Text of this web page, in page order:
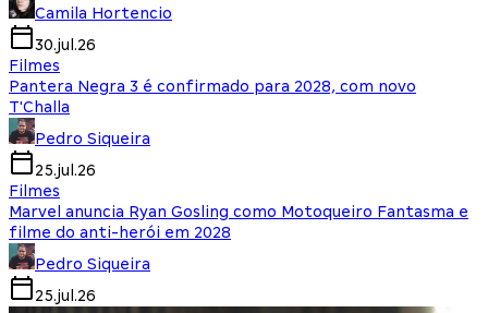
Camila Hortencio
30.jul.26
Filmes
Pantera Negra 3 é confirmado para 2028, com novo
T'Challa
Pedro Siqueira
25.jul.26
Filmes
Marvel anuncia Ryan Gosling como Motoqueiro Fantasma e
filme do anti-herói em 2028
Pedro Siqueira
25.jul.26